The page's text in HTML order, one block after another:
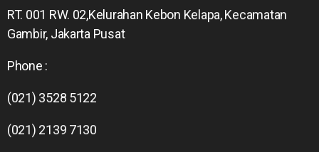
RT. 001 RW. 02,Kelurahan Kebon Kelapa, Kecamatan
Gambir, Jakarta Pusat
Phone :
(021) 3528 5122
(021) 2139 7130